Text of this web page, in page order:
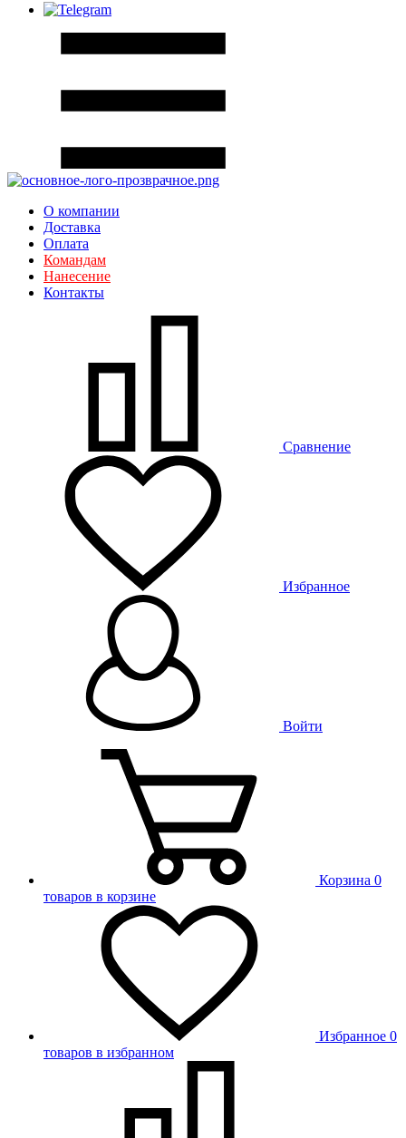
О компании
Доставка
Оплата
Командам
Нанесение
Контакты
Сравнение
Избранное
Войти
Корзина 0
товаров в корзине
Избранное 0
товаров в избранном